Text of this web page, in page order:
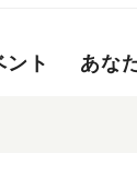
ント あな